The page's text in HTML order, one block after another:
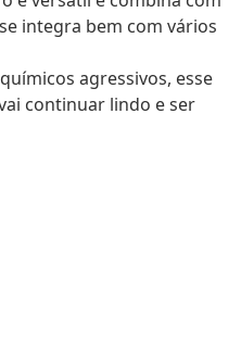
integra bem com vários
agressivos, esse
continuar lindo e ser